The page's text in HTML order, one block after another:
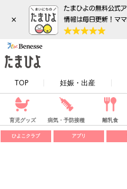
×
TOP 妊娠・出産
育児グッズ 病気・予防接種 離乳食
ひよこクラブ アプリ